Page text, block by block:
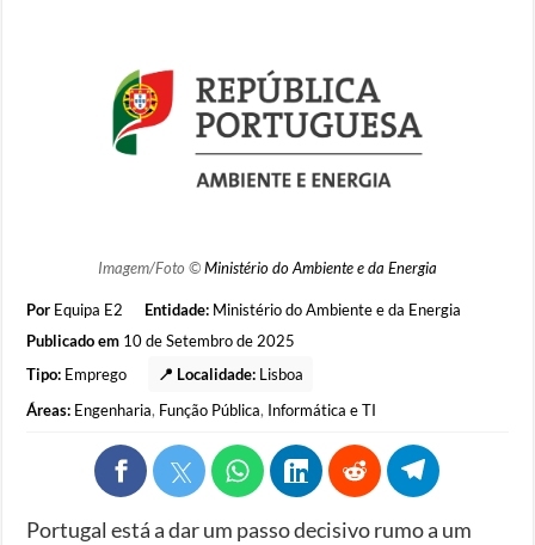
Imagem/Foto ©Ministério do Ambiente e da Energia
Por Equipa E2 Entidade: Ministério do Ambiente e da Energia
Publicado em 10 de Setembro de 2025
Tipo: Emprego 📍 Localidade: Lisboa
Áreas: Engenharia, Função Pública, Informática e TI
Portugal está a dar um passo decisivo rumo a um